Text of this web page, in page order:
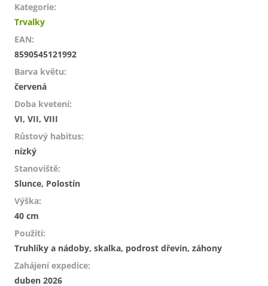
Kategorie:
Trvalky
EAN:
8590545121992
Barva květu:
červená
Doba kvetení:
VI, VII, VIII
Růstový habitus:
nízký
Stanoviště:
Slunce, Polostín
Výška:
40 cm
Použití:
Truhlíky a nádoby, skalka, podrost dřevin, záhony
Zahájení expedice:
duben 2026